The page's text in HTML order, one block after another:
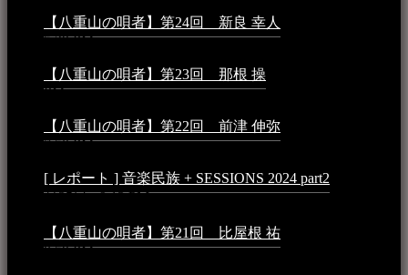
【八重山の唄者】第24回 新良 幸人
5:29 PM
【八重山の唄者】第23回 那根 操
PM
【八重山の唄者】第22回 前津 伸弥
7:50 PM
[ レポート ] 音楽民族 + SESSIONS 2024 part2
月25日 - 9:13 PM
【八重山の唄者】第21回 比屋根 祐
8:59 PM